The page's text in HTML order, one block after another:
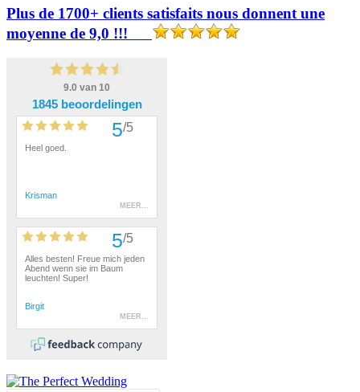
Plus de 1700+ clients satisfaits nous donnent une
moyenne de 9,0 !!!